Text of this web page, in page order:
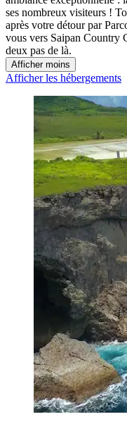
ses nombreux visiteurs !
après votre détour par
vous vers Saipan Country
deux pas de là.
Afficher moins
Afficher les hébergements